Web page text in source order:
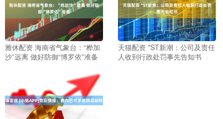
雅休配资 海南省气象台：“桦加
沙”远离 做好防御“博罗依”准备
天猫配资 *ST新潮：公司及责任
人收到行政处罚事先告知书